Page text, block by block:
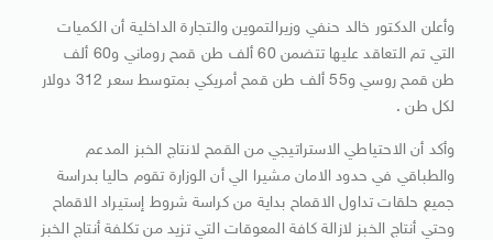
وأعلن الدكتور خالد حنفي وزيرالتموين والتجارة الداخلية أن الكميات
التي تم التعاقد عليها تتضمن 60 ألف طن قمح روماني و60 ألف
طن قمح روسي و55 ألف طن قمح أمريكي بمتوسط سعر 312 دولار
لكل طن .
وأكد أن الاحتياطي الاستراتيجي من القمح لانتاج الخبز المدعم
والطباقي في حدود الامان مشيرا الي أن الوزارة تقوم حاليا بدراسة
جميع حلقات تداول الاقماح بداية من كراسة شروط إستيراد الاقماح
وحتي أنتاج الخبز لازالة كافة المعوقات التي تزيد من تكلفة أنتاج الخبز